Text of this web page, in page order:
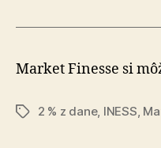
Market Finesse si
Značky2 % z dane, INESS,